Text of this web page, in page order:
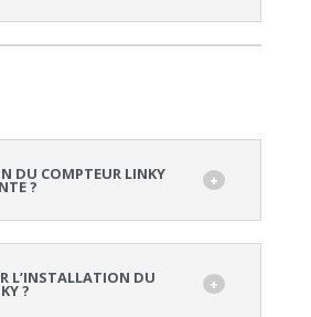
DU COMPTEUR LINKY
?
L’INSTALLATION DU
?